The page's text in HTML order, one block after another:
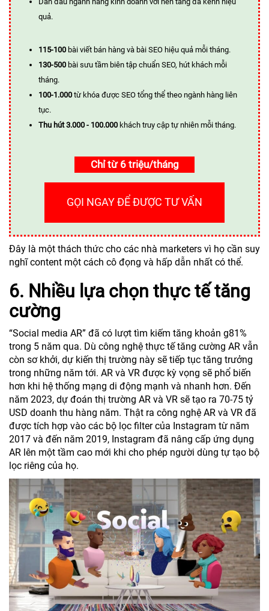
quả.
115-100 bài viết bán hàng và bài SEO hiệu quả mỗi tháng.
130-500 bài sưu tầm biên tập chuẩn SEO, hút khách mỗi
tháng.
100-1.000 từ khóa được SEO tổng thể theo ngành hàng liên
tục.
Thu hút 3.000 - 100.000 khách truy cập tự nhiên mỗi tháng.
Chỉ từ 6 triệu/tháng
GỌI NGAY ĐỂ ĐƯỢC TƯ VẤN
Đây là một thách thức cho các nhà marketers vì họ cần suy
nghĩ content một cách cô đọng và hấp dẫn nhất có thể.
6. Nhiều lựa chọn thực tế tăng
cường
“Social media AR” đã có lượt tìm kiếm tăng khoản g81%
trong 5 năm qua. Dù công nghệ thực tế tăng cường AR vẫn
còn sơ khởi, dự kiến thị trường này sẽ tiếp tục tăng trưởng
trong những năm tới. AR và VR được kỳ vọng sẽ phổ biến
hơn khi hệ thống mạng di động mạnh và nhanh hơn. Đến
năm 2023, dự đoán thị trường AR và VR sẽ tạo ra 70-75 tỷ
USD doanh thu hàng năm. Thật ra công nghệ AR và VR đã
được tích hợp vào các bộ lọc filter của Instagram từ năm
2017 và đến năm 2019, Instagram đã nâng cấp ứng dụng
AR lên một tầm cao mới khi cho phép người dùng tự tạo bộ
lọc riêng của họ.